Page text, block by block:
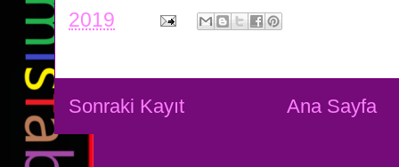
2019
Sonraki Kayıt Ana Sayfa